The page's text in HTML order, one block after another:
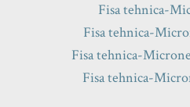
Fisa tehnica-
Fisa tehnica-
Fisa tehnica-
Fisa tehnica-